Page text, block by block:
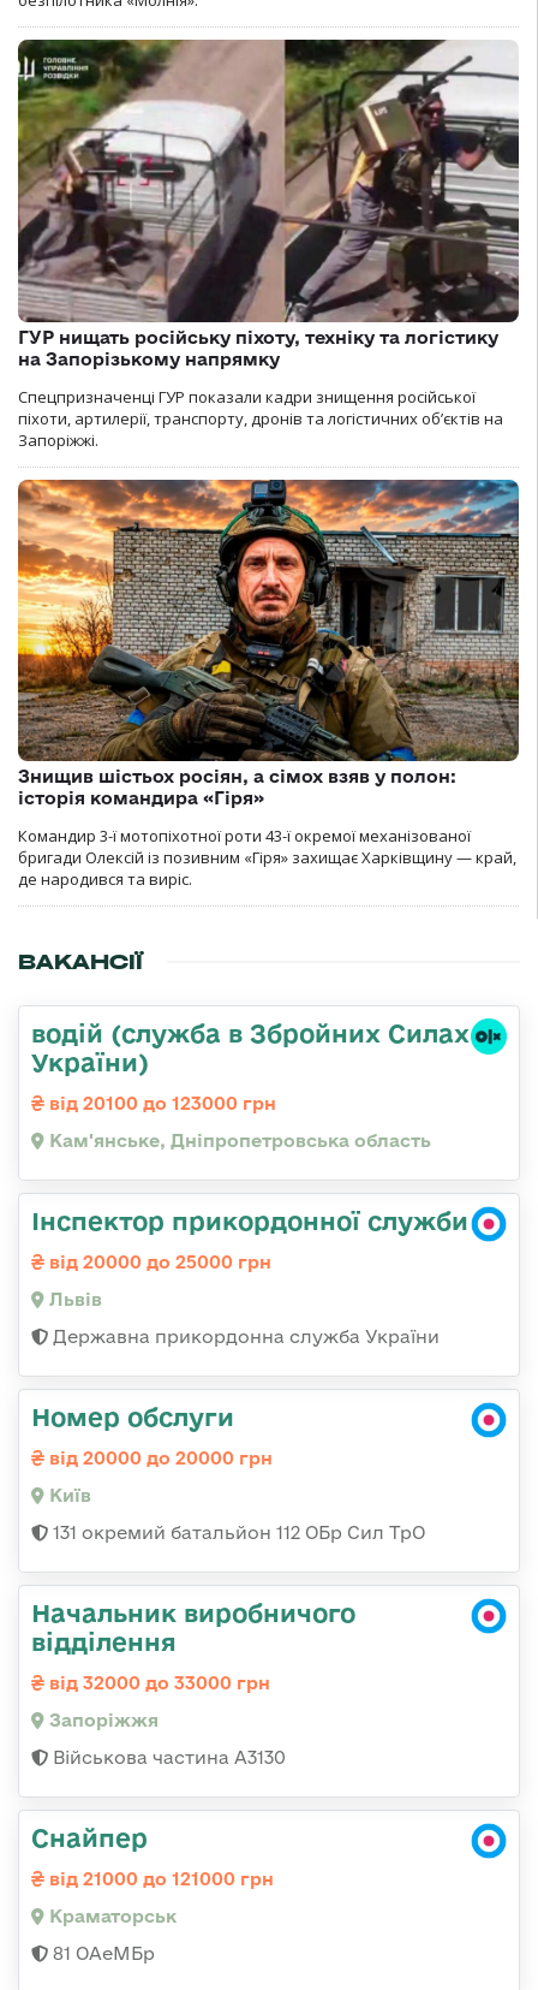
ГУР нищать російську піхоту, техніку та логістику
на Запорізькому напрямку
Спецпризначенці ГУР показали кадри знищення російської
піхоти, артилерії, транспорту, дронів та логістичних об’єктів на
Запоріжжі.
Знищив шістьох росіян, а сімох взяв у полон:
історія командира «Гіря»
Командир 3-ї мотопіхотної роти 43-ї окремої механізованої
бригади Олексій із позивним «Гіря» захищає Харківщину — край,
де народився та виріс.
ВАКАНСІЇ
водій (служба в Збройних Силах
України)
від 20100 до 123000 грн
Кам'янське, Дніпропетровська область
Інспектор прикордонної служби
від 20000 до 25000 грн
Львів
Державна прикордонна служба України
Номер обслуги
від 20000 до 20000 грн
Київ
131 окремий батальйон 112 ОБр Сил ТрО
Начальник виробничого
відділення
від 32000 до 33000 грн
Запоріжжя
Військова частина А3130
Снайпер
від 21000 до 121000 грн
Краматорськ
81 ОАеМБр